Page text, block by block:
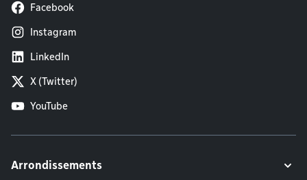
Facebook
Instagram
LinkedIn
X (Twitter)
YouTube
Arrondissements